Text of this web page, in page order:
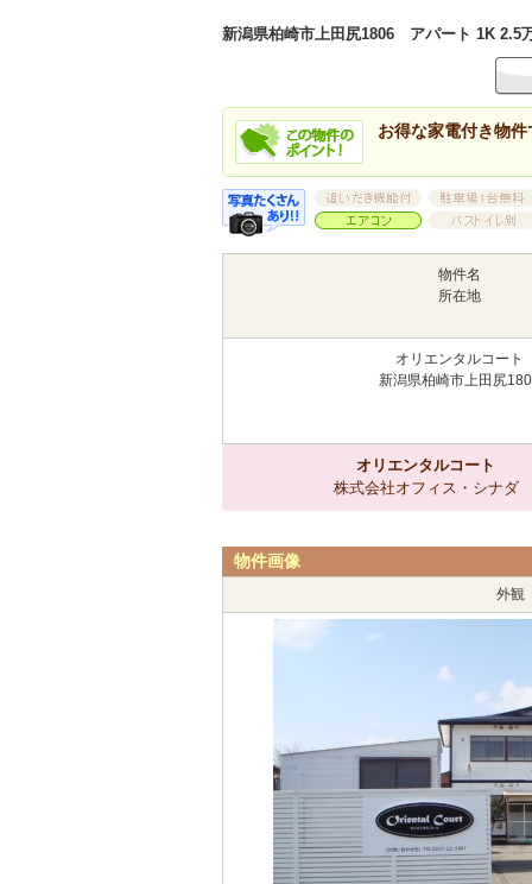
新潟県柏崎市上田尻1806 アパート 1K 2.5
お得な家電付き物件
物件名
所在地
オリエンタルコート
新潟県柏崎市上田尻
オリエンタルコート
株式会社オフィス・シナダ
物件画像
外観